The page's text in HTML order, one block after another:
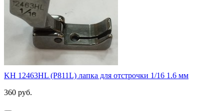
KH 12463HL (P811L) лапка для отстрочки 1/16 1.6 мм
360 руб.